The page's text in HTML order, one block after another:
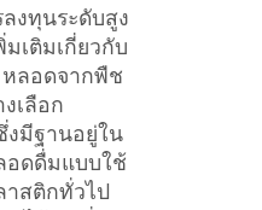
งทุนระดับสูง
เติมเกี่ยวกับ
หลอดจากพืช
เลือก
งมีฐานอยู่ใน
ดดื่มแบบใช้
สติกทั่วไป